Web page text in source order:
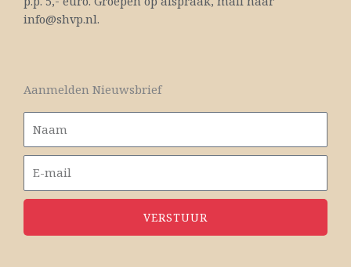
info@shvp.nl.
Aanmelden Nieuwsbrief
VERSTUUR